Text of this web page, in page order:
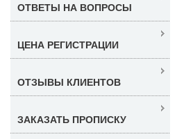
ОТВЕТЫ НА ВОПРОСЫ
ЦЕНА РЕГИСТРАЦИИ
ОТЗЫВЫ КЛИЕНТОВ
ЗАКАЗАТЬ ПРОПИСКУ